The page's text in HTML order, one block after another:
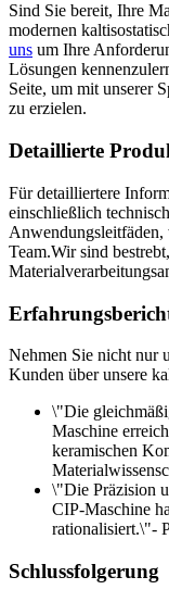
Sind Sie bereit, Ihre
modernen
uns um Ihre
Lösungen
Seite, um mit unserer
zu erzielen.
Detaillierte
Für detailliertere
einschließlich
Anwendungsleitfäden,
Team.Wir sind
Nehmen Sie nicht nur
Kunden über unsere
\"Die
Maschine
keramischen
\"Die Präzision
CIP-Maschine
rationalisiert.\"-
Schlussfolgerung